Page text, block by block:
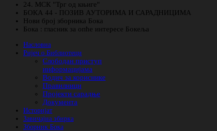
24. МСК "Трг од књиге"
БОКА 44 - ПОЗИВ АУТОРИМА И САРАДНИЦИМА
Нови број зборника Бока
Бока : гласник за опће интересе Бокеља
Насловна
Ријеч о Библиотеци
Слободан приступ
информацијама
Водич за кориснике
Правилници
Пројекти сарадње
Документа
Историјат
Завичајна збирка
Зборник Бока